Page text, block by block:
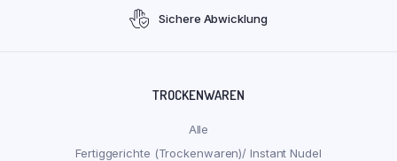
Sichere Abwicklung
TROCKENWAREN
Alle
Fertiggerichte (Trockenwaren)/ Instant Nudel